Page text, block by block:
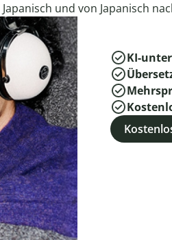
und von Japanisch
KI-